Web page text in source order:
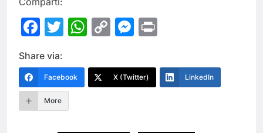
Facebook
Twitter
WhatsApp
CopyMessenger
Share via:
Facebook X (Twitter) LinkedIn
More